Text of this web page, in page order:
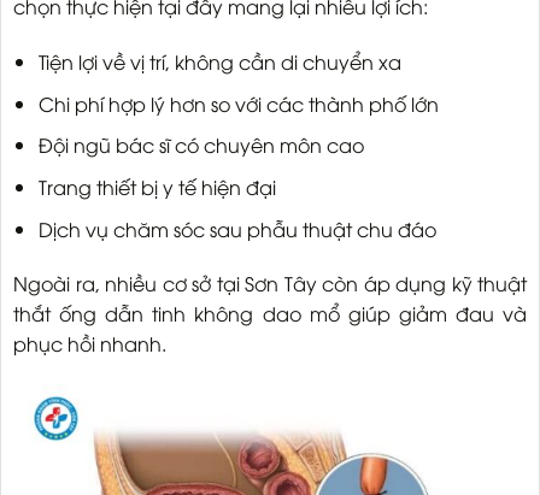
chọn thực hiện tại đây mang lại nhiều lợi ích:
Tiện lợi về vị trí, không cần di chuyển xa
Chi phí hợp lý hơn so với các thành phố lớn
Đội ngũ bác sĩ có chuyên môn cao
Trang thiết bị y tế hiện đại
Dịch vụ chăm sóc sau phẫu thuật chu đáo
Ngoài ra, nhiều cơ sở tại Sơn Tây còn áp dụng kỹ thuật
thắt ống dẫn tinh không dao mổ giúp giảm đau và
phục hồi nhanh.